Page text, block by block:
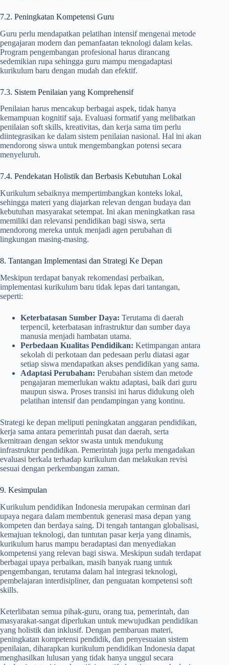
7.2. Peningkatan Kompetensi Guru
Guru perlu mendapatkan pelatihan intensif mengenai metode
pengajaran modern dan pemanfaatan teknologi dalam kelas.
Program pengembangan profesional harus dirancang
sedemikian rupa sehingga guru mampu mengadaptasi
kurikulum baru dengan mudah dan efektif.
7.3. Sistem Penilaian yang Komprehensif
Penilaian harus mencakup berbagai aspek, tidak hanya
kemampuan kognitif saja. Evaluasi formatif yang melibatkan
penilaian soft skills, kreativitas, dan kerja sama tim perlu
diintegrasikan ke dalam sistem penilaian nasional. Hal ini akan
mendorong siswa untuk mengembangkan potensi secara
menyeluruh.
7.4. Pendekatan Holistik dan Berbasis Kebutuhan Lokal
Kurikulum sebaiknya mempertimbangkan konteks lokal,
sehingga materi yang diajarkan relevan dengan budaya dan
kebutuhan masyarakat setempat. Ini akan meningkatkan rasa
memiliki dan relevansi pendidikan bagi siswa, serta
mendorong mereka untuk menjadi agen perubahan di
lingkungan masing-masing.
8. Tantangan Implementasi dan Strategi Ke Depan
Meskipun terdapat banyak rekomendasi perbaikan,
implementasi kurikulum baru tidak lepas dari tantangan,
seperti:
Keterbatasan Sumber Daya: Terutama di daerah
terpencil, keterbatasan infrastruktur dan sumber daya
manusia menjadi hambatan utama.
Perbedaan Kualitas Pendidikan: Ketimpangan antara
sekolah di perkotaan dan pedesaan perlu diatasi agar
setiap siswa mendapatkan akses pendidikan yang sama.
Adaptasi Perubahan: Perubahan sistem dan metode
pengajaran memerlukan waktu adaptasi, baik dari guru
maupun siswa. Proses transisi ini harus didukung oleh
pelatihan intensif dan pendampingan yang kontinu.
Strategi ke depan meliputi peningkatan anggaran pendidikan,
kerja sama antara pemerintah pusat dan daerah, serta
kemitraan dengan sektor swasta untuk mendukung
infrastruktur pendidikan. Pemerintah juga perlu mengadakan
evaluasi berkala terhadap kurikulum dan melakukan revisi
sesuai dengan perkembangan zaman.
9. Kesimpulan
Kurikulum pendidikan Indonesia merupakan cerminan dari
upaya negara dalam membentuk generasi masa depan yang
kompeten dan berdaya saing. Di tengah tantangan globalisasi,
kemajuan teknologi, dan tuntutan pasar kerja yang dinamis,
kurikulum harus mampu beradaptasi dan menyediakan
kompetensi yang relevan bagi siswa. Meskipun sudah terdapat
berbagai upaya perbaikan, masih banyak ruang untuk
pengembangan, terutama dalam hal integrasi teknologi,
pembelajaran interdisipliner, dan penguatan kompetensi soft
skills.
Keterlibatan semua pihak-guru, orang tua, pemerintah, dan
masyarakat-sangat diperlukan untuk mewujudkan pendidikan
yang holistik dan inklusif. Dengan pembaruan materi,
peningkatan kompetensi pendidik, dan penyesuaian sistem
penilaian, diharapkan kurikulum pendidikan Indonesia dapat
menghasilkan lulusan yang tidak hanya unggul secara